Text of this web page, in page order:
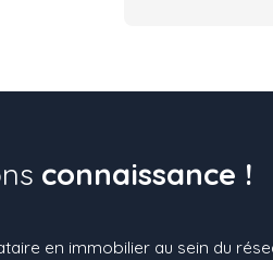
connaissance !
en immobilier au sein du